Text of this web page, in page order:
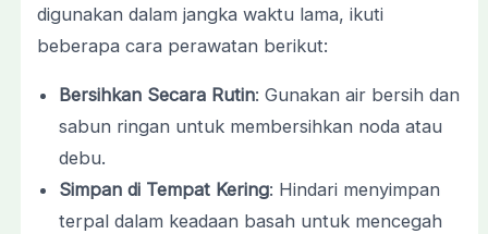
digunakan dalam jangka waktu lama, ikuti
beberapa cara perawatan berikut:
Bersihkan Secara Rutin: Gunakan air bersih dan
sabun ringan untuk membersihkan noda atau
debu.
Simpan di Tempat Kering: Hindari menyimpan
terpal dalam keadaan basah untuk mencegah